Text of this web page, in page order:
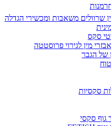
שרוולים משאבות ומכשירי הגדלה
סקס
מין לגירוי פרוסטטה
של הגבר
סקסיות
גוף סקסי